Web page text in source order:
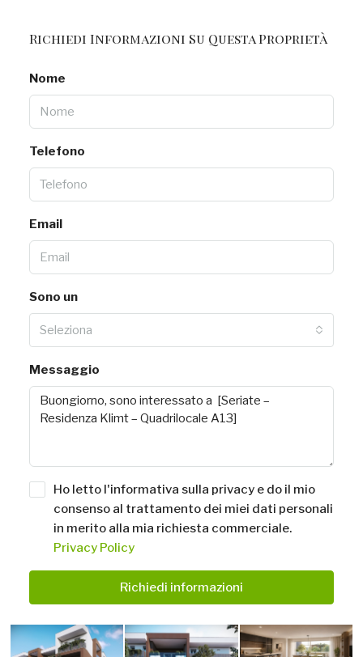
Richiedi Informazioni Su Questa Proprietà
Nome
Telefono
Email
Sono un
Seleziona
Messaggio
Ho letto l'informativa sulla privacy e do il mio
consenso al trattamento dei miei dati personali
in merito alla mia richiesta commerciale.
Privacy Policy
Richiedi informazioni